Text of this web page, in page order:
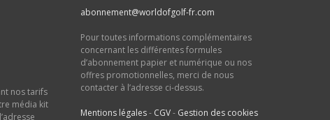
nos tarifs
média kit
abonnement@worldofgolf-fr.com
Pour toutes informations complémentaires
concernant les différentes formules
d’abonnement papier et numérique ou nos
offres promotionnelles, merci de nous
contacter à l’adresse ci-dessus.
Mentions légales- CGV- Gestion des cookies